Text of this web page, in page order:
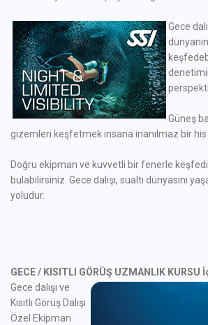
Gece
Güneş
gizemleri keşfetmek insana inanılmaz bir his
Doğru ekipman ve kuvvetli bir fenerle
bulabilirsiniz. Gece dalışı, sualtı dünyasını
yoludur.
GECE / KISITLI GÖRÜŞ UZMANLIK KURSU
Gece dalışı ve
Kısıtlı Görüş Dalışı
Özel Ekipman